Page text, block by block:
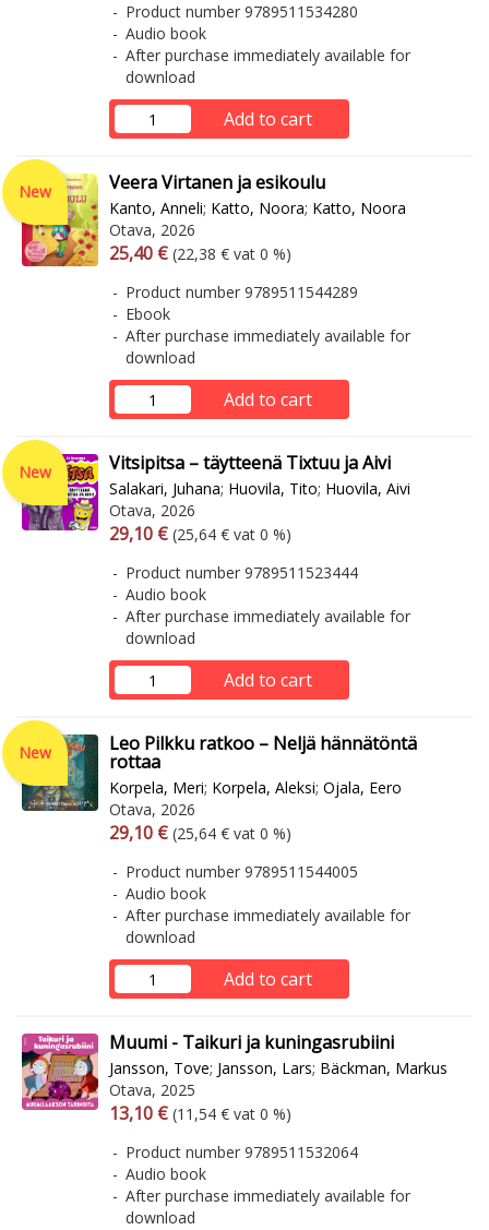
Product number 9789511534280
Audio book
After purchase immediately available for
download
Add to cart
New Veera Virtanen ja esikoulu
Kanto, Anneli; Katto, Noora; Katto, Noora
Otava, 2026
Arvonlisäverollinen hinta
25,40 € Excl. vat
(22,38 € vat 0 %)
Product number 9789511544289
Ebook
After purchase immediately available for
download
Add to cart
New Vitsipitsa – täytteenä Tixtuu ja Aivi
Salakari, Juhana; Huovila, Tito; Huovila, Aivi
Otava, 2026
Arvonlisäverollinen hinta
29,10 € Excl. vat
(25,64 € vat 0 %)
Product number 9789511523444
Audio book
After purchase immediately available for
download
Add to cart
New Leo Pilkku ratkoo – Neljä hännätöntä
rottaa
Korpela, Meri; Korpela, Aleksi; Ojala, Eero
Otava, 2026
Arvonlisäverollinen hinta
29,10 € Excl. vat
(25,64 € vat 0 %)
Product number 9789511544005
Audio book
After purchase immediately available for
download
Add to cart
Muumi - Taikuri ja kuningasrubiini
Jansson, Tove; Jansson, Lars; Bäckman, Markus
Otava, 2025
Arvonlisäverollinen hinta
13,10 € Excl. vat
(11,54 € vat 0 %)
Product number 9789511532064
Audio book
After purchase immediately available for
download